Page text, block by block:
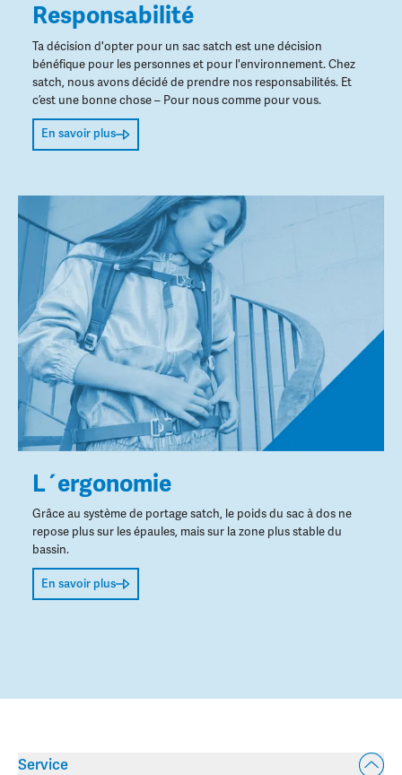
Responsabilité
Ta décision d'opter pour un sac satch est une décision
bénéfique pour les personnes et pour l'environnement. Chez
satch, nous avons décidé de prendre nos responsabilités. Et
c’est une bonne chose – Pour nous comme pour vous.
En savoir plus
L´ergonomie
Grâce au système de portage satch, le poids du sac à dos ne
repose plus sur les épaules, mais sur la zone plus stable du
bassin.
En savoir plus
Service